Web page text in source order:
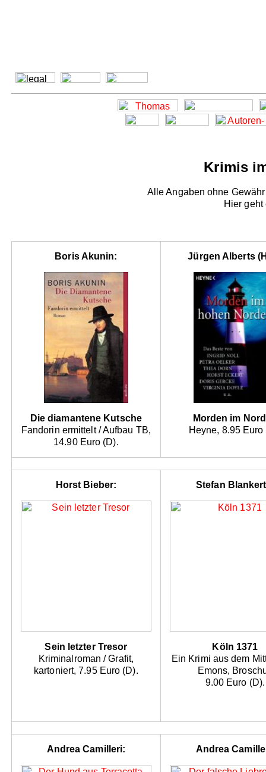
Krimis
Alle Angaben ohne
Hier
Boris Akunin:
Die diamantene Kutsche
Fandorin ermittelt / Aufbau TB,
14.90 Euro (D).
Jürgen Alberts
Morden im
Heyne, 8.95 Euro
Horst Bieber:
Sein letzter Tresor
Kriminalroman / Grafit,
kartoniert, 7.95 Euro (D).
Stefan
Köln 1371
Ein Krimi aus dem
Emons,
9.00 Euro (D).
Andrea Camilleri: Andrea